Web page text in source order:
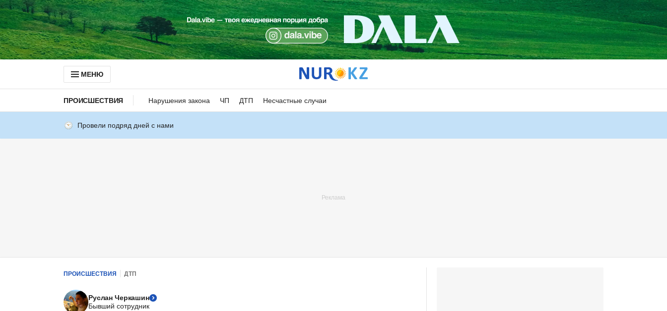
МЕНЮ
ПРОИСШЕСТВИЯ Нарушения закона ЧП ДТП Несчастные случаи
Провели подряд дней с нами
ПРОИСШЕСТВИЯ ДТП
Руслан Черкашин
Бывший сотрудник